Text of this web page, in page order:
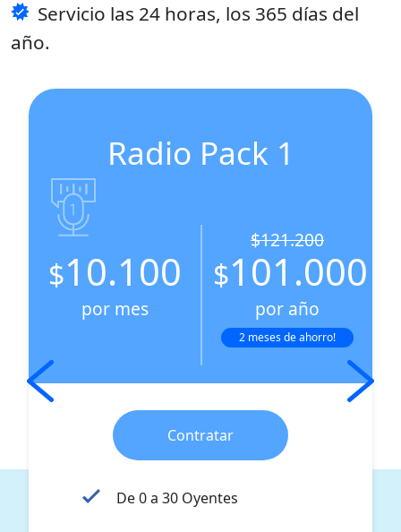
Servicio las 24 horas, los 365 días del
año.
Radio Pack 1
$10.100
por mes
$121.200
$101.000
por año
2 meses de ahorro!
Contratar
De 0 a 30 Oyentes